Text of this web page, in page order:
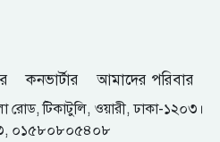
কনভার্টার আমাদের পরিবার
টিকাটুলি, ওয়ারী, ঢাকা-১২০৩।
০১৫৮০৮০৫৪০৮